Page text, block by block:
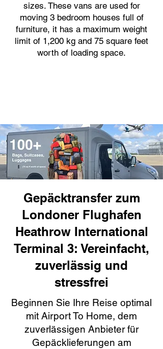
sizes. These vans are used for
moving 3 bedroom houses full of
furniture, it has a maximum weight
limit of 1,200 kg and 75 square feet
worth of loading space.
Gepäcktransfer zum
Londoner Flughafen
Heathrow International
Terminal 3: Vereinfacht,
zuverlässig und
stressfrei
Beginnen Sie Ihre Reise optimal
mit Airport To Home, dem
zuverlässigen Anbieter für
Gepäcklieferungen am